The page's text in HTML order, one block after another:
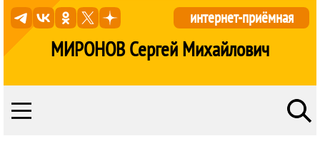
МИРОНОВ Сергей Михайлович
интернет-приёмная